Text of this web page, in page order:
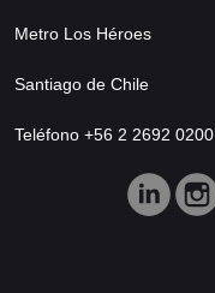
Metro Los Héroes
Santiago de Chile
Teléfono +56 2 2692 0200